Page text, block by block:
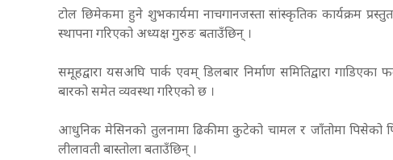
टोल छिमेकमा हुने शुभकार्यमा नाचगानजस्ता सांस्कृतिक कार्यक्रम
स्थापना गरिएको अध्यक्ष गुरुङ बताउँछिन् ।
समूहद्वारा यसअघि पार्क एवम् डिलबार निर्माण समितिद्वारा
बारको समेत व्यवस्था गरिएको छ ।
आधुनिक मेसिनको तुलनामा ढिकीमा कुटेको चामल र जाँतोमा पिसेको
लीलावती बास्तोला बताउँछिन् ।